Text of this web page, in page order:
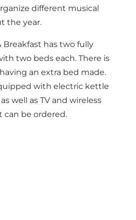
different musical
the year.
Breakfast has two fully
two beds each. There is
an extra bed made.
with electric kettle
well as TV and wireless
can be ordered.